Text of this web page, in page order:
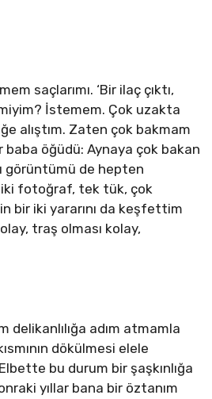
saçlarımı. ‘Bir ilaç çıktı,
İstemem. Çok uzakta
alıştım. Zaten çok bakmam
baba öğüdü: Aynaya çok bakan
görüntümü de hepten
iki fotoğraf, tek tük, çok
bir iki yararını da keşfettim
traş olması kolay,
delikanlılığa adım atmamla
dökülmesi elele
bu durum bir şaşkınlığa
yıllar bana bir öztanım